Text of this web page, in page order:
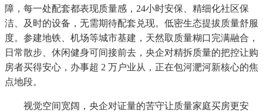
障，每一处配套都表现质量感，24小时安保、精细化社区保
洁、及时的设备，无需期待配套兑现。低密生态提拔质量舒服
度。参建地铁、机场等城市基建，天然取质量糊口完满融合，
日常散步、休闲健身可间接前去，央企对精拆质量的把控让购
房者买得安心，办事超 2 万户业从，正在包河淝河新核心的焦
点地段。
视觉空间宽阔，央企对证量的苦守让质量家庭买房更安